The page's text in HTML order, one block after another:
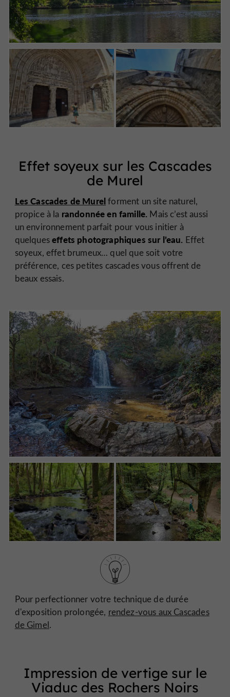
Effet soyeux sur les Cascades
de Murel
Les Cascades de Murelforment un site naturel,
propice à la randonnée en famille. Mais c’est aussi
un environnement parfait pour vous initier à
quelqueseffets photographiques sur l’eau. Effet
soyeux, effet brumeux… quel que soit votre
préférence, ces petites cascades vous offrent de
beaux essais.
Pour perfectionner votre technique de durée
d'exposition prolongée, rendez-vous aux Cascades
de Gimel.
Impression de vertige sur le
Viaduc des Rochers Noirs